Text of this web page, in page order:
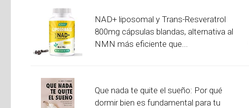
NAD+ liposomal y Trans-Resveratrol
800mg cápsulas blandas, alternativa al
NMN más eficiente que...
Que nada te quite el sueño: Por qué
dormir bien es fundamental para tu